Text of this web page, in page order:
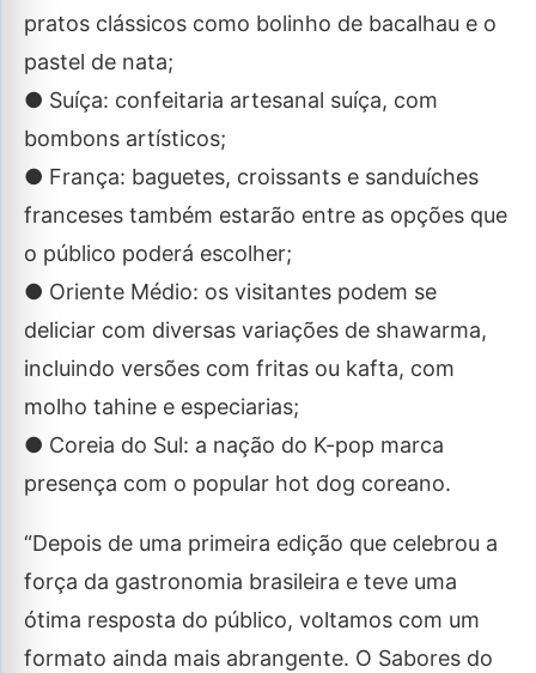
pratos clássicos como bolinho de bacalhau e o
pastel de nata;
● Suíça: confeitaria artesanal suíça, com
bombons artísticos;
● França: baguetes, croissants e sanduíches
franceses também estarão entre as opções que
o público poderá escolher;
● Oriente Médio: os visitantes podem se
deliciar com diversas variações de shawarma,
incluindo versões com fritas ou kafta, com
molho tahine e especiarias;
● Coreia do Sul: a nação do K-pop marca
presença com o popular hot dog coreano.
“Depois de uma primeira edição que celebrou a
força da gastronomia brasileira e teve uma
ótima resposta do público, voltamos com um
formato ainda mais abrangente. O Sabores do